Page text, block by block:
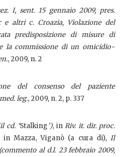
I, sent. 15 gennaio 2009, pres.
e altri c. Croazia, Violazione del
predisposizione di misure di
la commissione di un omicidio-
., 2009, n. 2
del consenso del paziente
leg., 2009, n. 2, p. 337
cd. ‘Stalking’), inRiv. it. dir. proc.
in Mazza, Viganò (a cura di), Il
al d.l. 23 febbraio 2009,